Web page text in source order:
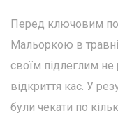
Перед ключовим
Мальоркою в
своїм підлеглим
відкриття кас. У
були чекати по